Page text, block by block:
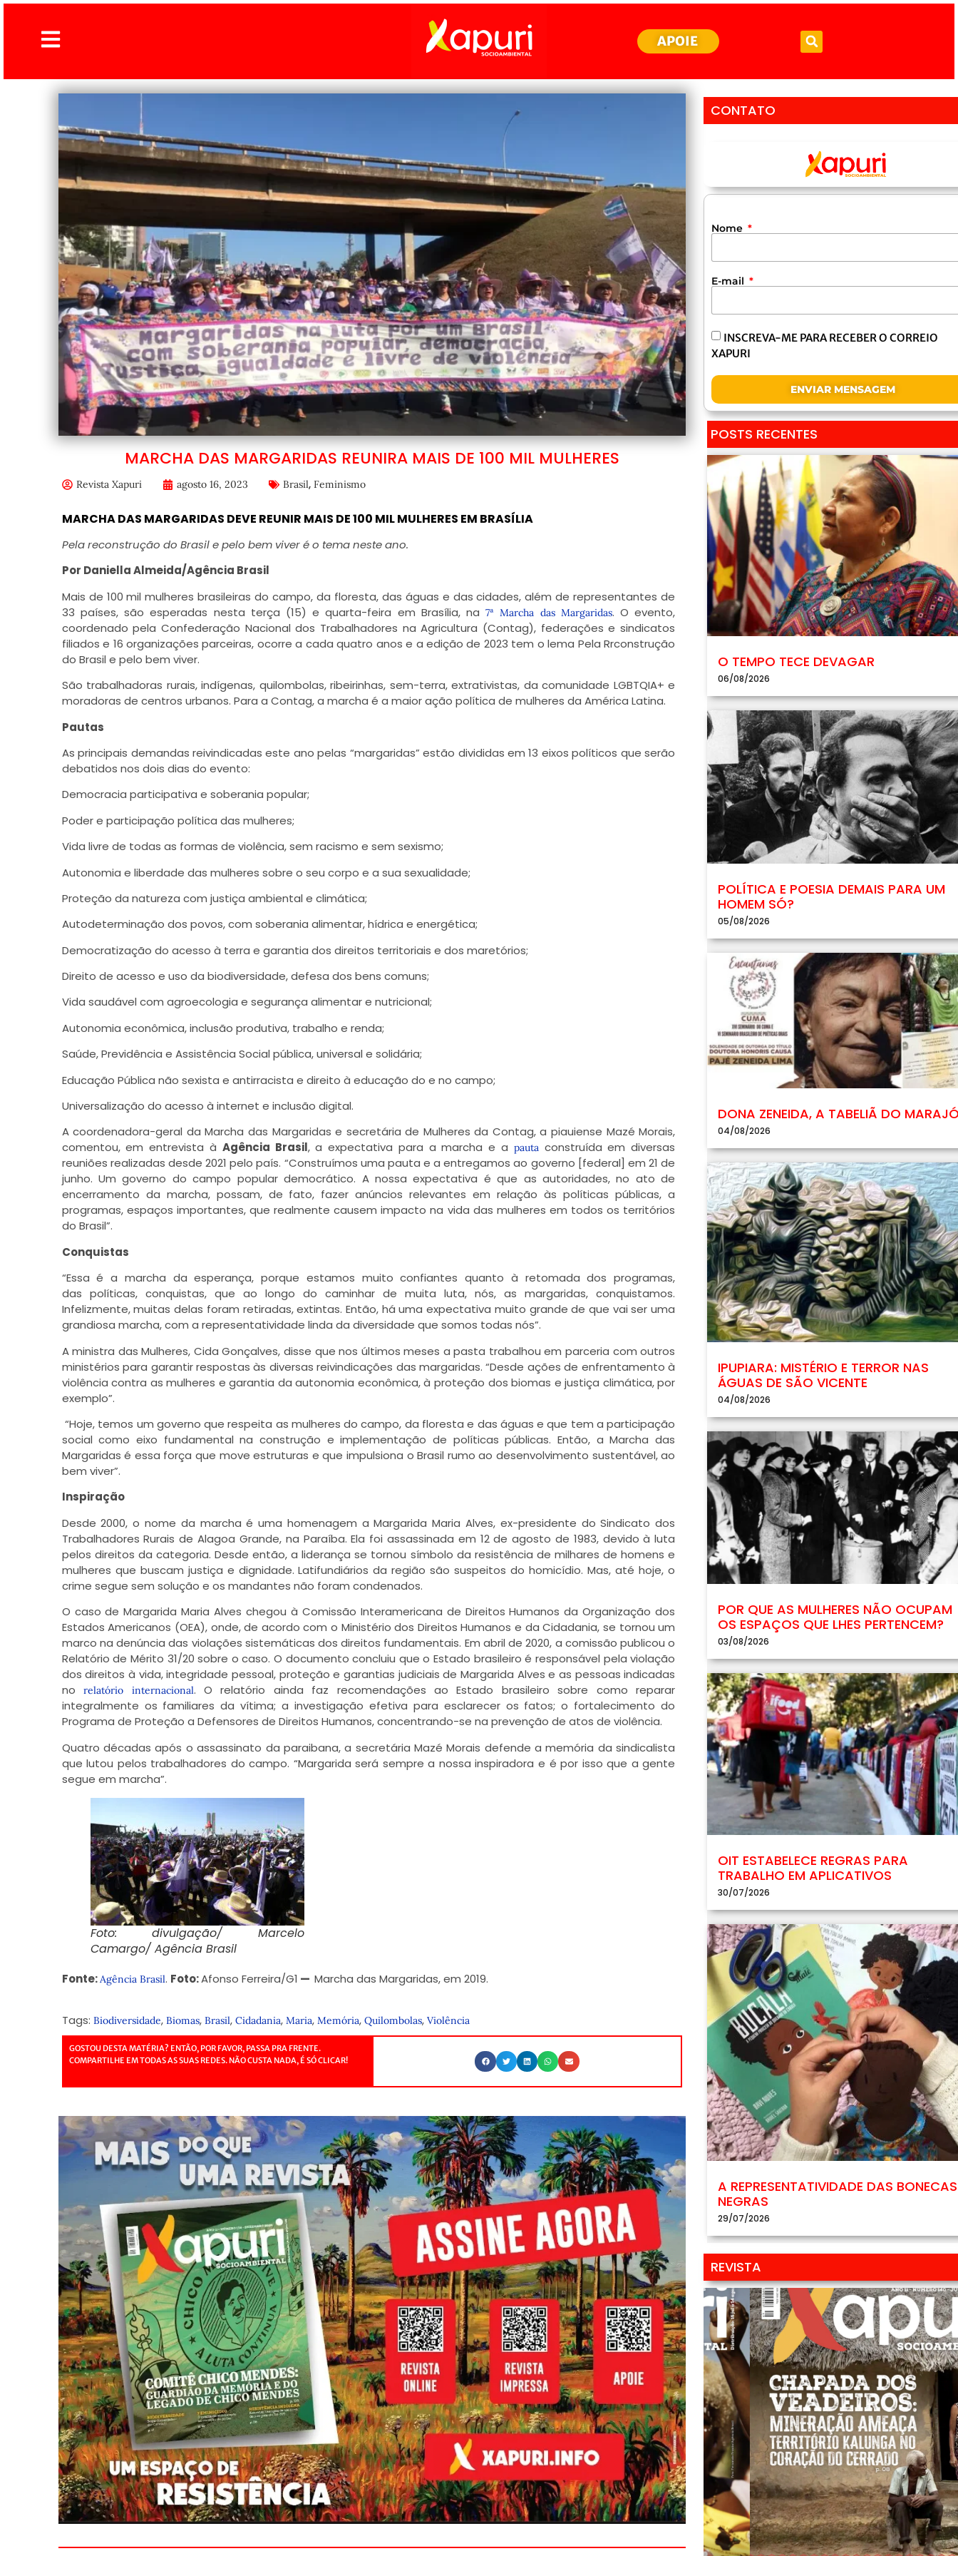
APOIE
MARCHA DAS MARGARIDAS REUNIRA MAIS DE 100 MIL MULHERES
Revista Xapuri agosto 16, 2023 Brasil, Feminismo
MARCHA DAS MARGARIDAS DEVE REUNIR MAIS DE 100 MIL MULHERES EM BRASÍLIA
Pela reconstrução do Brasil e pelo bem viver é o tema neste ano.
Por Daniella Almeida/Agência Brasil
Mais de 100 mil mulheres brasileiras do campo, da floresta, das águas e das cidades, além de representantes de
33 países, são esperadas nesta terça (15) e quarta-feira em Brasília, na7ª Marcha das Margaridas. O evento,
coordenado pela Confederação Nacional dos Trabalhadores na Agricultura (Contag), federações e sindicatos
filiados e 16 organizações parceiras, ocorre a cada quatro anos e a edição de 2023 tem o lema Pela Rrconstrução
do Brasil e pelo bem viver.
São trabalhadoras rurais, indígenas, quilombolas, ribeirinhas, sem-terra, extrativistas, da comunidade LGBTQIA+ e
moradoras de centros urbanos. Para a Contag, a marcha é a maior ação política de mulheres da América Latina.
Pautas
As principais demandas reivindicadas este ano pelas “margaridas” estão divididas em 13 eixos políticos que serão
debatidos nos dois dias do evento:
Democracia participativa e soberania popular;
Poder e participação política das mulheres;
Vida livre de todas as formas de violência, sem racismo e sem sexismo;
Autonomia e liberdade das mulheres sobre o seu corpo e a sua sexualidade;
Proteção da natureza com justiça ambiental e climática;
Autodeterminação dos povos, com soberania alimentar, hídrica e energética;
Democratização do acesso à terra e garantia dos direitos territoriais e dos maretórios;
Direito de acesso e uso da biodiversidade, defesa dos bens comuns;
Vida saudável com agroecologia e segurança alimentar e nutricional;
Autonomia econômica, inclusão produtiva, trabalho e renda;
Saúde, Previdência e Assistência Social pública, universal e solidária;
Educação Pública não sexista e antirracista e direito à educação do e no campo;
Universalização do acesso à internet e inclusão digital.
A coordenadora-geral da Marcha das Margaridas e secretária de Mulheres da Contag, a piauiense Mazé Morais,
comentou, em entrevista à Agência Brasil, a expectativa para a marcha e a pautaconstruída em diversas
reuniões realizadas desde 2021 pelo país. “Construímos uma pauta e a entregamos ao governo [federal] em 21 de
junho. Um governo do campo popular democrático. A nossa expectativa é que as autoridades, no ato de
encerramento da marcha, possam, de fato, fazer anúncios relevantes em relação às políticas públicas, a
programas, espaços importantes, que realmente causem impacto na vida das mulheres em todos os territórios
do Brasil”.
Conquistas
“Essa é a marcha da esperança, porque estamos muito confiantes quanto à retomada dos programas,
das políticas, conquistas, que ao longo do caminhar de muita luta, nós, as margaridas, conquistamos.
Infelizmente, muitas delas foram retiradas, extintas. Então, há uma expectativa muito grande de que vai ser uma
grandiosa marcha, com a representatividade linda da diversidade que somos todas nós”.
A ministra das Mulheres, Cida Gonçalves, disse que nos últimos meses a pasta trabalhou em parceria com outros
ministérios para garantir respostas às diversas reivindicações das margaridas. “Desde ações de enfrentamento à
violência contra as mulheres e garantia da autonomia econômica, à proteção dos biomas e justiça climática, por
exemplo”.
“Hoje, temos um governo que respeita as mulheres do campo, da floresta e das águas e que tem a participação
social como eixo fundamental na construção e implementação de políticas públicas. Então, a Marcha das
Margaridas é essa força que move estruturas e que impulsiona o Brasil rumo ao desenvolvimento sustentável, ao
bem viver”.
Inspiração
Desde 2000, o nome da marcha é uma homenagem a Margarida Maria Alves, ex-presidente do Sindicato dos
Trabalhadores Rurais de Alagoa Grande, na Paraíba. Ela foi assassinada em 12 de agosto de 1983, devido à luta
pelos direitos da categoria. Desde então, a liderança se tornou símbolo da resistência de milhares de homens e
mulheres que buscam justiça e dignidade. Latifundiários da região são suspeitos do homicídio. Mas, até hoje, o
crime segue sem solução e os mandantes não foram condenados.
O caso de Margarida Maria Alves chegou à Comissão Interamericana de Direitos Humanos da Organização dos
Estados Americanos (OEA), onde, de acordo com o Ministério dos Direitos Humanos e da Cidadania, se tornou um
marco na denúncia das violações sistemáticas dos direitos fundamentais. Em abril de 2020, a comissão publicou o
Relatório de Mérito 31/20 sobre o caso. O documento concluiu que o Estado brasileiro é responsável pela violação
dos direitos à vida, integridade pessoal, proteção e garantias judiciais de Margarida Alves e as pessoas indicadas
norelatório internacional. O relatório ainda faz recomendações ao Estado brasileiro sobre como reparar
integralmente os familiares da vítima; a investigação efetiva para esclarecer os fatos; o fortalecimento do
Programa de Proteção a Defensores de Direitos Humanos, concentrando-se na prevenção de atos de violência.
Quatro décadas após o assassinato da paraibana, a secretária Mazé Morais defende a memória da sindicalista
que lutou pelos trabalhadores do campo. “Margarida será sempre a nossa inspiradora e é por isso que a gente
segue em marcha”.
Foto: divulgação/ Marcelo
Camargo/ Agência Brasil
Fonte: Agência Brasil. Foto:Afonso Ferreira/G1 — Marcha das Margaridas, em 2019.
Tags: Biodiversidade, Biomas, Brasil, Cidadania, Maria, Memória, Quilombolas, Violência
GOSTOU DESTA MATÉRIA? ENTÃO, POR FAVOR, PASSA PRA FRENTE.
COMPARTILHE EM TODAS AS SUAS REDES. NÃO CUSTA NADA, É SÓ CLICAR!
CONTATO
Nome
E-mail
INSCREVA-ME PARA RECEBER O CORREIO
XAPURI
ENVIAR MENSAGEM
POSTS RECENTES
O TEMPO TECE DEVAGAR
06/08/2026
POLÍTICA E POESIA DEMAIS PARA UM
HOMEM SÓ?
05/08/2026
DONA ZENEIDA, A TABELIÃ DO
04/08/2026
IPUPIARA: MISTÉRIO E TERROR NAS
ÁGUAS DE SÃO VICENTE
04/08/2026
POR QUE AS MULHERES NÃO OCUPAM
OS ESPAÇOS QUE LHES PERTENCEM?
03/08/2026
OIT ESTABELECE REGRAS PARA
TRABALHO EM APLICATIVOS
30/07/2026
A REPRESENTATIVIDADE DAS BONECAS
NEGRAS
29/07/2026
REVISTA